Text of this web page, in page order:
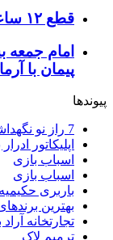
قطع ۱۲ ساعته آب در ۲ محله بندرعباس
امام جمعه
پیمان با
پیوندها
7 راز نو نگهداشتن لباس
اپلیکاتور
اسباب بازی
اسباب بازی
باربری
بهترین
تجارتخانه آراد
ترمیم لاک